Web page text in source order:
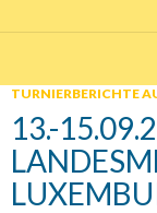
TURNIERBERICHTE
13.-